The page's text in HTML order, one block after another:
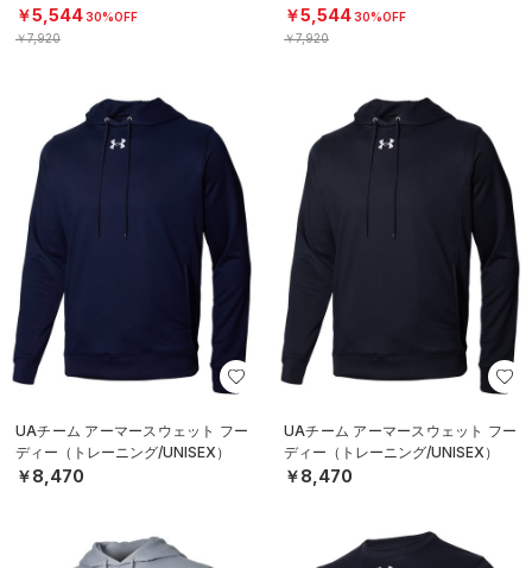
EN）
￥5,54430%OFF
￥7,920
EN）
￥5,54430%OFF
￥7,920
UAチーム アーマースウェット フー
ディー（トレーニング/UNISEX）
￥8,470
UAチーム アーマースウェット フー
ディー（トレーニング/UNISEX）
￥8,470